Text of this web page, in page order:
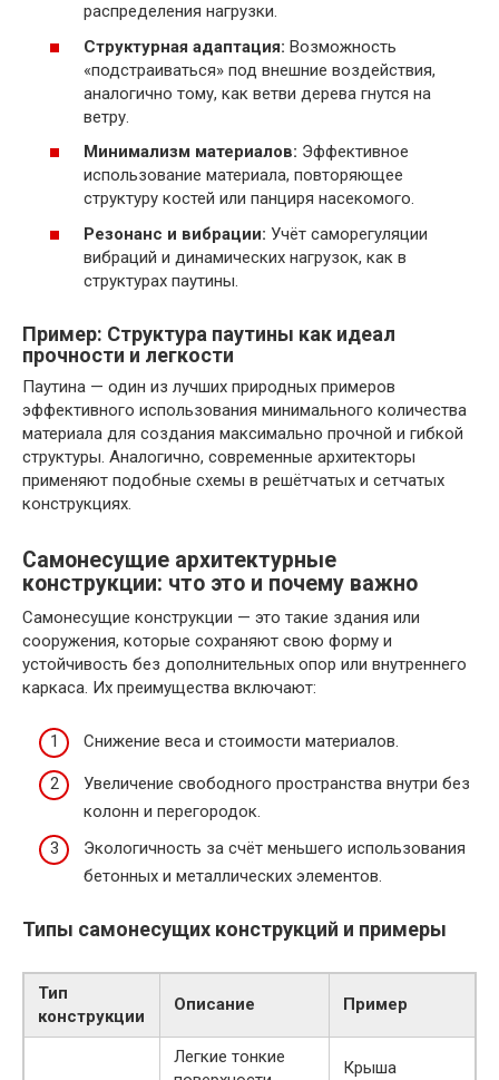
распределения нагрузки.
Структурная адаптация: Возможность
«подстраиваться» под внешние воздействия,
аналогично тому, как ветви дерева гнутся на
ветру.
Минимализм материалов: Эффективное
использование материала, повторяющее
структуру костей или панциря насекомого.
Резонанс и вибрации: Учёт саморегуляции
вибраций и динамических нагрузок, как в
структурах паутины.
Пример: Структура паутины как идеал
прочности и легкости
Паутина — один из лучших природных примеров
эффективного использования минимального количества
материала для создания максимально прочной и гибкой
структуры. Аналогично, современные архитекторы
применяют подобные схемы в решётчатых и сетчатых
конструкциях.
Самонесущие архитектурные
конструкции: что это и почему важно
Самонесущие конструкции — это такие здания или
сооружения, которые сохраняют свою форму и
устойчивость без дополнительных опор или внутреннего
каркаса. Их преимущества включают:
Снижение веса и стоимости материалов.
Увеличение свободного пространства внутри без
колонн и перегородок.
Экологичность за счёт меньшего использования
бетонных и металлических элементов.
Типы самонесущих конструкций и примеры
Тип
конструкции
Описание Пример
Легкие тонкие
Крыша